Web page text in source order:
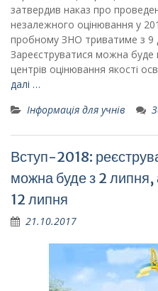
затвердив наказ про
незалежного оцінювання у
пробному ЗНО триватиме з 9
Зареєструватися можна буде
центрів оцінювання якості
далі …
Інформація для учнів
Вступ-2018:
можна буде з 2
12 липня
21.10.2017